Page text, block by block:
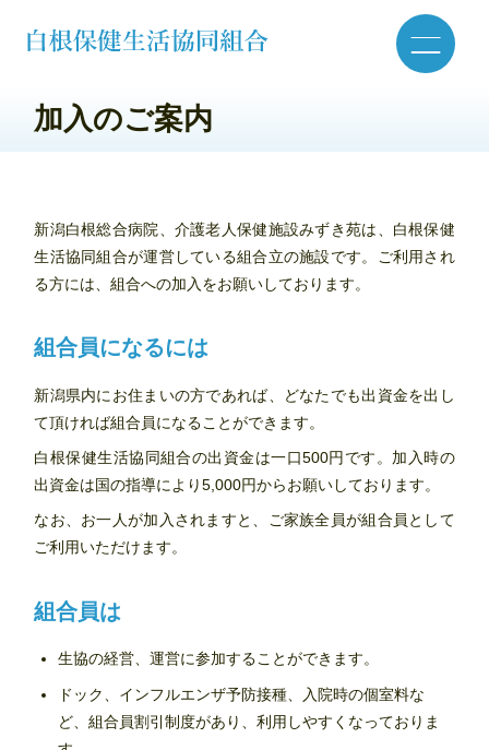
加入のご案内
新潟白根総合病院、介護老人保健施設みずき苑は、白根保健
生活協同組合が運営している組合立の施設です。ご利用され
る方には、組合への加入をお願いしております。
組合員になるには
新潟県内にお住まいの方であれば、どなたでも出資金を出し
て頂ければ組合員になることができます。
白根保健生活協同組合の出資金は一口500円です。加入時の
出資金は国の指導により5,000円からお願いしております。
なお、お一人が加入されますと、ご家族全員が組合員として
ご利用いただけます。
組合員は
生協の経営、運営に参加することができます。
ドック、インフルエンザ予防接種、入院時の個室料な
ど、組合員割引制度があり、利用しやすくなっておりま